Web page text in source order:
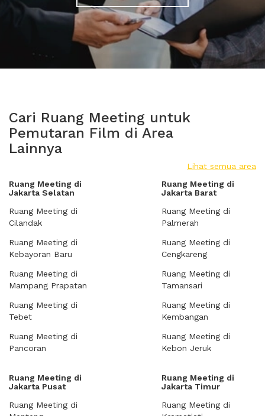
Cari Ruang Meeting untuk
Pemutaran Film di Area
Lainnya
Lihat semua area
Ruang Meeting di
Jakarta Selatan
Ruang Meeting di
Cilandak
Ruang Meeting di
Kebayoran Baru
Ruang Meeting di
Mampang Prapatan
Ruang Meeting di
Tebet
Ruang Meeting di
Pancoran
Ruang Meeting di
Jakarta Barat
Ruang Meeting di
Palmerah
Ruang Meeting di
Cengkareng
Ruang Meeting di
Tamansari
Ruang Meeting di
Kembangan
Ruang Meeting di
Kebon Jeruk
Ruang Meeting di
Jakarta Pusat
Ruang Meeting di
Ruang Meeting di
Jakarta Timur
Ruang Meeting di